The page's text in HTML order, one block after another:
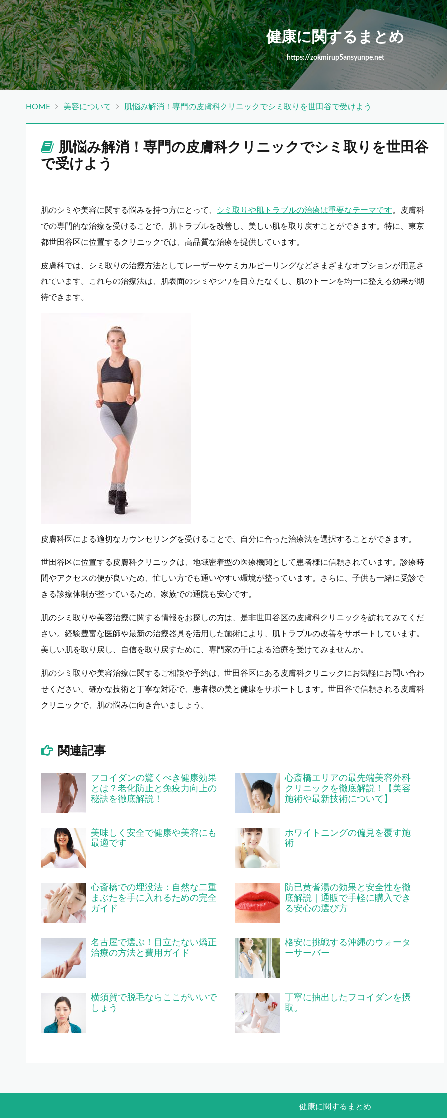
健康に関するまとめ
https://zokmirup5ansyunpe.net
HOME 美容について 肌悩み解消！専門の皮膚科クリニックでシミ取りを世田谷で受けよう
肌悩み解消！専門の皮膚科クリニックでシミ取りを世田谷
で受けよう
肌のシミや美容に関する悩みを持つ方にとって、 シミ取りや肌トラブルの治療は重要なテーマです。皮膚科
での専門的な治療を受けることで、肌トラブルを改善し、美しい肌を取り戻すことができます。特に、東京
都世田谷区に位置するクリニックでは、高品質な治療を提供しています。
皮膚科では、シミ取りの治療方法としてレーザーやケミカルピーリングなどさまざまなオプションが用意さ
れています。これらの治療法は、肌表面のシミやシワを目立たなくし、肌のトーンを均一に整える効果が期
待できます。
皮膚科医による適切なカウンセリングを受けることで、自分に合った治療法を選択することができます。
世田谷区に位置する皮膚科クリニックは、地域密着型の医療機関として患者様に信頼されています。診療時
間やアクセスの便が良いため、忙しい方でも通いやすい環境が整っています。さらに、子供も一緒に受診で
きる診療体制が整っているため、家族での通院も安心です。
肌のシミ取りや美容治療に関する情報をお探しの方は、是非世田谷区の皮膚科クリニックを訪れてみてくだ
さい。経験豊富な医師や最新の治療器具を活用した施術により、肌トラブルの改善をサポートしています。
美しい肌を取り戻し、自信を取り戻すために、専門家の手による治療を受けてみませんか。
肌のシミ取りや美容治療に関するご相談や予約は、世田谷区にある皮膚科クリニックにお気軽にお問い合わ
せください。確かな技術と丁寧な対応で、患者様の美と健康をサポートします。世田谷で信頼される皮膚科
クリニックで、肌の悩みに向き合いましょう。
関連記事
フコイダンの驚くべき健康効果
とは？老化防止と免疫力向上の
秘訣を徹底解説！
心斎橋エリアの最先端美容外科
クリニックを徹底解説！【美容
施術や最新技術について】
美味しく安全で健康や美容にも
最適です
ホワイトニングの偏見を覆す施
術
心斎橋での埋没法：自然な二重
まぶたを手に入れるための完全
ガイド
防已黄耆湯の効果と安全性を徹
底解説｜通販で手軽に購入でき
る安心の選び方
名古屋で選ぶ！目立たない矯正
治療の方法と費用ガイド
格安に挑戦する沖縄のウォータ
ーサーバー
横須賀で脱毛ならここがいいで
しょう
丁寧に抽出したフコイダンを摂
取。
健康に関するまとめ